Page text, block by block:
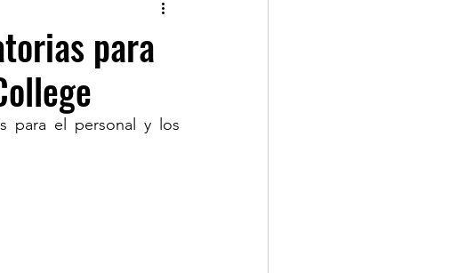
LATIN AMERICA
OF THE WEEK
para
para el personal y los